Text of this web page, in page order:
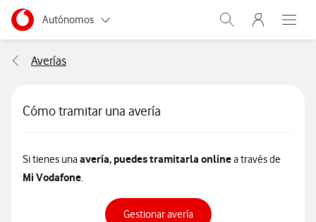
Ir a la pagina principal de vodafone.es
Menu navegación Segmento
Autónomos
Pymes
y AA.PP.
Abrir buscador.
Menu
Abre
Averías
Cómo tramitar una avería
Si tienes unaavería, puedes tramitarla onlinea través de
Mi Vodafone.
Gestionar avería